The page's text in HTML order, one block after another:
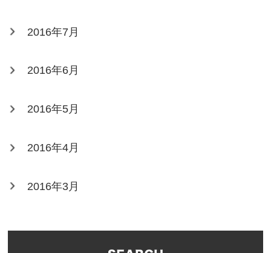
2016年7月
2016年6月
2016年5月
2016年4月
2016年3月